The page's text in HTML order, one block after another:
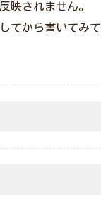
映されません。
てから書いてみて